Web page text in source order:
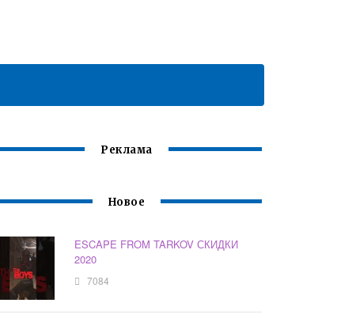
Реклама
Новое
ESCAPE FROM TARKOV СКИДКИ
2020
7084